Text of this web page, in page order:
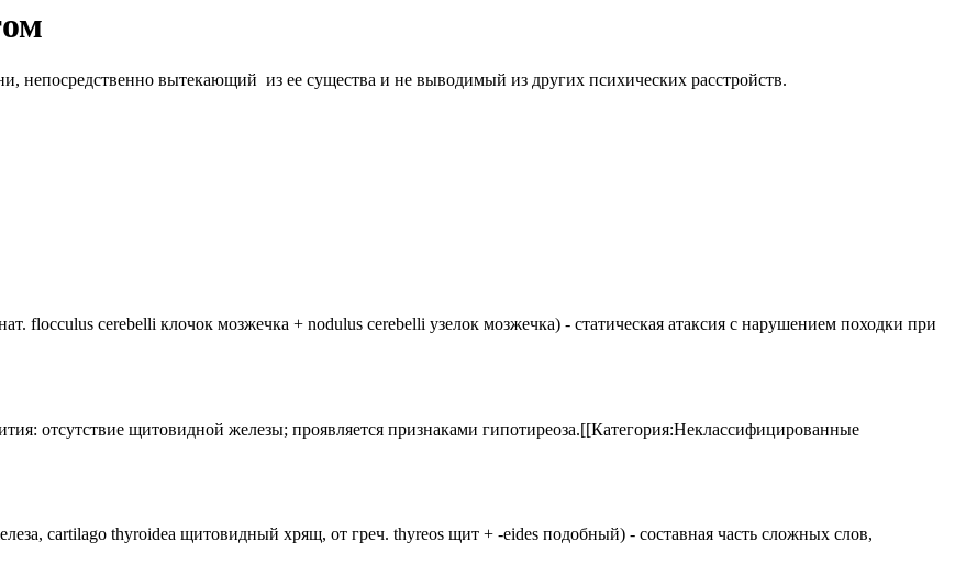
непосредственно вытекающий из ее существа и не выводимый из других психических расстройств.
flocculus cerebelli клочок мозжечка + nodulus cerebelli узелок мозжечка) - статическая атаксия с нарушением походки при
отсутствие щитовидной железы; проявляется признаками гипотиреоза.[[Категория:Неклассифицированные
cartilago thyroidea щитовидный хрящ, от греч. thyreos щит + -eides подобный) - составная часть сложных слов,